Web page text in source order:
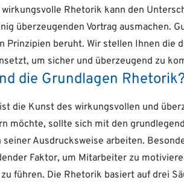
Rhetorik kann den
überzeugenden Vortrag ausmachen.
Prinzipien beruht. Wir stellen Ihnen die
um sicher und überzeugend zu
die Grundlagen
die Kunst des wirkungsvollen und
möchte, sollte sich mit den
seiner Ausdrucksweise arbeiten.
Faktor, um Mitarbeiter zu
führen. Die Rhetorik basiert auf drei